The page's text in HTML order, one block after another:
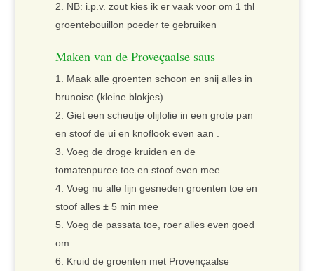
NB: i.p.v. zout kies ik er vaak voor om 1 thl
groentebouillon poeder te gebruiken
Maken van de Proveçaalse saus
Maak alle groenten schoon en snij alles in
brunoise (kleine blokjes)
Giet een scheutje olijfolie in een grote pan
en stoof de ui en knoflook even aan .
Voeg de droge kruiden en de
tomatenpuree toe en stoof even mee
Voeg nu alle fijn gesneden groenten toe en
stoof alles ± 5 min mee
Voeg de passata toe, roer alles even goed
om.
Kruid de groenten met Provençaalse